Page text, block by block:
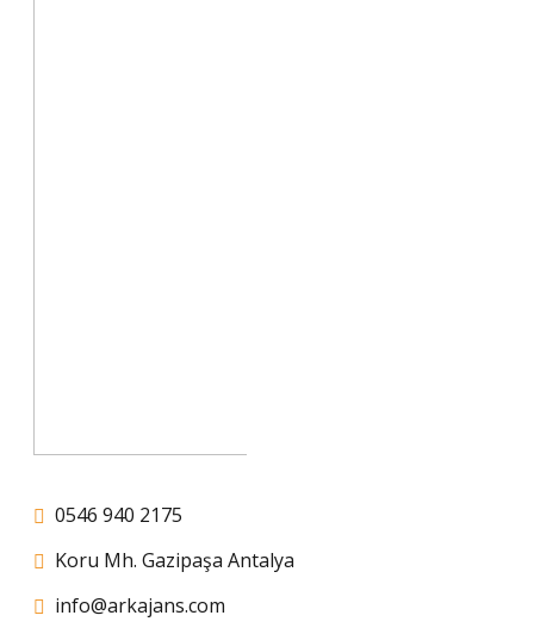
0546 940 2175
Koru Mh. Gazipaşa Antalya
info@arkajans.com